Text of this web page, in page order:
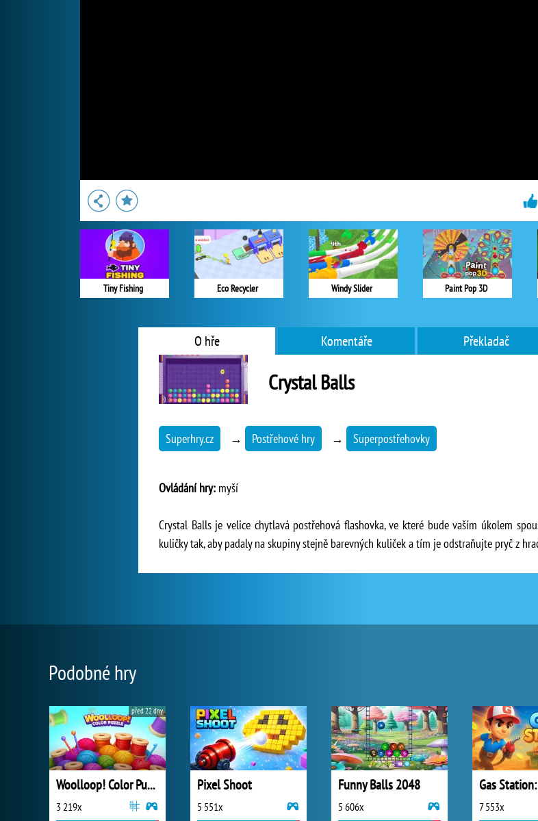
Tiny Fishing Eco Recycler Windy Slider Paint Pop 3D
O hře Komentáře Překladač
Crystal Balls
Superhry.cz → Postřehové hry → Superpostřehovky
Ovládání hry: myší
Crystal Balls je velice chytlavá postřehová flashovka, ve které bude vaším úkolem
kuličky tak, aby padaly na skupiny stejně barevných kuliček a tím je odstraňujte pryč z
Podobné hry
Woolloop! Color Puzzle
3 219x
před 22 dny
Pixel Shoot
5 551x
Funny Balls 2048
5 606x 7 553x